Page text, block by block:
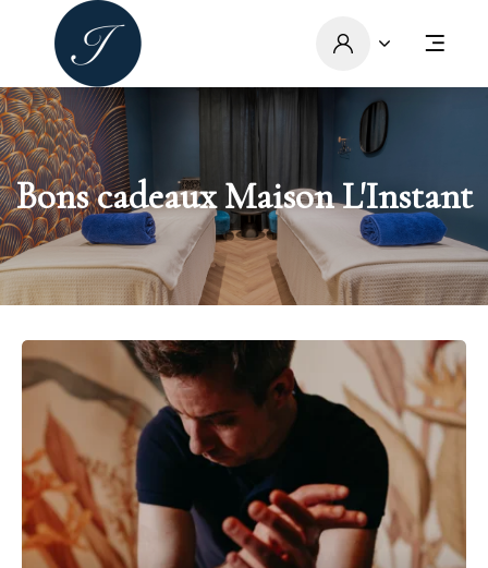
Bons cadeaux Maison L'Instant